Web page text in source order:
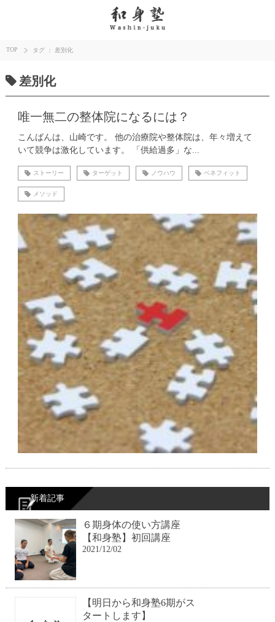
TOP タグ ： 差別化
差別化
唯一無二の整体院になるには？
こんばんは、山崎です。 他の治療院や整体院は、年々増えて
いて競争は激化しています。 「供給過多」な...
ストーリー ターゲット ノウハウ ベネフィット
メソッド
新着記事
６期身体の使い方講座
【和身塾】初回講座
2021/12/02
【明日から和身塾6期がス
タートします】